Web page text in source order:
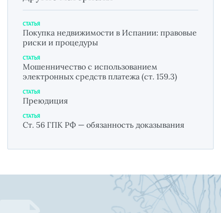
СТАТЬЯ
Покупка недвижимости в Испании: правовые
риски и процедуры
СТАТЬЯ
Мошенничество с использованием
электронных средств платежа (ст. 159.3)
СТАТЬЯ
Преюдиция
СТАТЬЯ
Ст. 56 ГПК РФ — обязанность доказывания